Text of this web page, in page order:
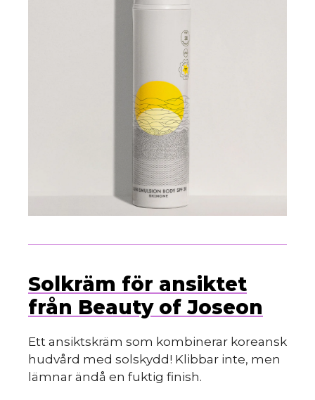
Solkräm för ansiktet
från Beauty of Joseon
Ett ansiktskräm som kombinerar koreansk
hudvård med solskydd! Klibbar inte, men
lämnar ändå en fuktig finish.